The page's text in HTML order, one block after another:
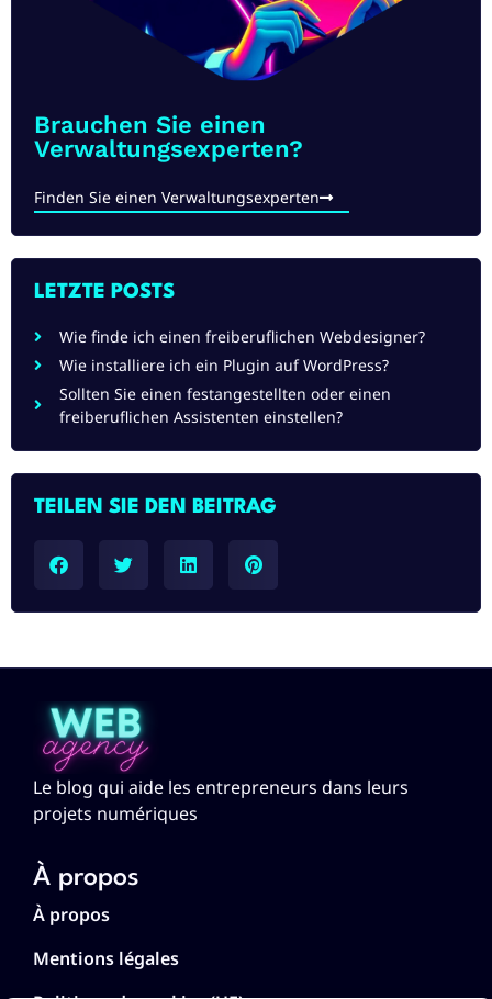
Brauchen Sie einen
Verwaltungsexperten?
Finden Sie einen Verwaltungsexperten
LETZTE POSTS
Wie finde ich einen freiberuflichen Webdesigner?
Wie installiere ich ein Plugin auf WordPress?
Sollten Sie einen festangestellten oder einen
freiberuflichen Assistenten einstellen?
TEILEN SIE DEN BEITRAG
Le blog qui aide les entrepreneurs dans leurs
projets numériques
À propos
À propos
Mentions légales